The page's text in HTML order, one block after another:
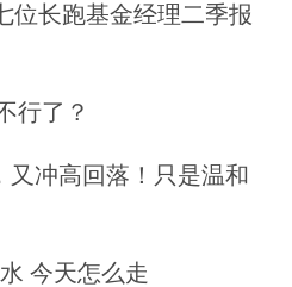
本不超过10%，前
超过40%。而从中
位长跑基金经理二季报
行了？
冲高回落！只是温和
今天怎么走